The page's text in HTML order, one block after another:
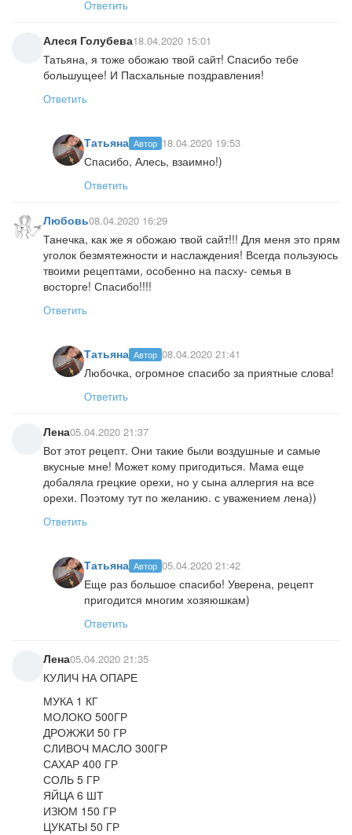
Ответить
Алеся Голубева18.04.2020 15:01
Татьяна, я тоже обожаю твой сайт! Спасибо тебе
большущее! И Пасхальные поздравления!
Ответить
Татьяна Автор 18.04.2020 19:53
Спасибо, Алесь, взаимно!)
Ответить
Любовь08.04.2020 16:29
Танечка, как же я обожаю твой сайт!!! Для меня это прям
уголок безмятежности и наслаждения! Всегда пользуюсь
твоими рецептами, особенно на пасху- семья в
восторге! Спасибо!!!!
Ответить
Татьяна Автор 08.04.2020 21:41
Любочка, огромное спасибо за приятные слова!
Ответить
Лена05.04.2020 21:37
Вот этот рецепт. Они такие были воздушные и самые
вкусные мне! Может кому пригодиться. Мама еще
добаляла грецкие орехи, но у сына аллергия на все
орехи. Поэтому тут по желанию. с уважением лена))
Ответить
Татьяна Автор 05.04.2020 21:42
Еще раз большое спасибо! Уверена, рецепт
пригодится многим хозяюшкам)
Ответить
Лена05.04.2020 21:35
КУЛИЧ НА ОПАРЕ
МУКА 1 КГ
МОЛОКО 500ГР
ДРОЖЖИ 50 ГР
СЛИВОЧ МАСЛО 300ГР
САХАР 400 ГР
СОЛЬ 5 ГР
ЯЙЦА 6 ШТ
ИЗЮМ 150 ГР
ЦУКАТЫ 50 ГР